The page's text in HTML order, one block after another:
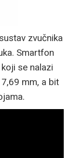
zvučnika
Smartfon
se nalazi
mm, a bit